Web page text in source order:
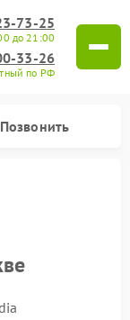
73-25
до 21:00
33-26
по РФ
Позвонить